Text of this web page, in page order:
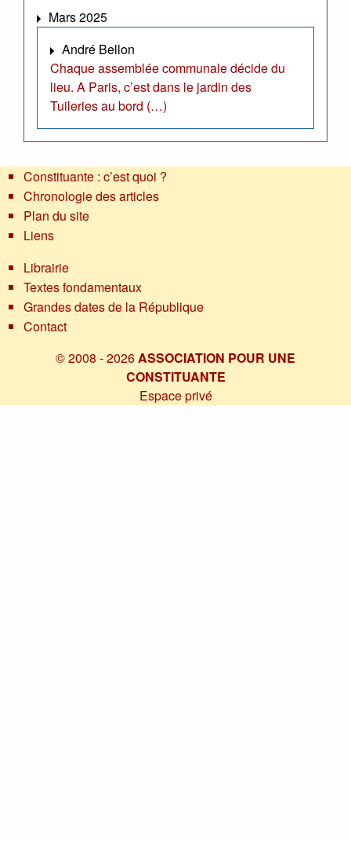
Mars 2025
André Bellon
Chaque assemblée communale décide du
lieu. A Paris, c’est dans le jardin des
Tuileries au bord (…)
Constituante : c’est quoi ?
Chronologie des articles
Plan du site
Liens
Librairie
Textes fondamentaux
Grandes dates de la République
Contact
© 2008 - 2026ASSOCIATION POUR UNE
CONSTITUANTE
Espace privé